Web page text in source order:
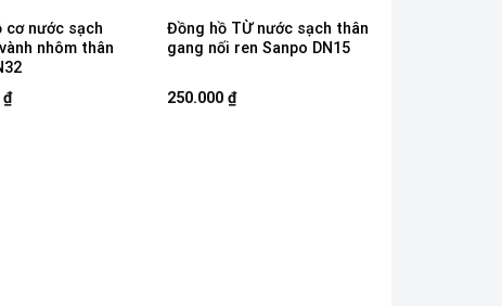
cơ nước sạch
nhôm thân
₫
Đồng hồ TỪ nước sạch thân
gang nối ren Sanpo DN15
250.000 ₫